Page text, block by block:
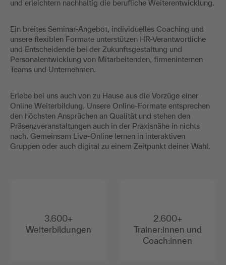
und erleichtern nachhaltig die berufliche Weiterentwicklung.
Ein breites Seminar-Angebot, individuelles Coaching und
unsere flexiblen Formate unterstützen HR-Verantwortliche
und Entscheidende bei der Zukunftsgestaltung und
Personalentwicklung von Mitarbeitenden, firmeninternen
Teams und Unternehmen.
Erlebe bei uns auch von zu Hause aus die Vorzüge einer
Online Weiterbildung. Unsere Online-Formate entsprechen
den höchsten Ansprüchen an Qualität und stehen den
Präsenzveranstaltungen auch in der Praxisnähe in nichts
nach. Gemeinsam Live-Online lernen in interaktiven
Gruppen oder auch digital zu einem Zeitpunkt deiner Wahl.
3.600+
Weiterbildungen
2.600+
Trainer:innen und
Coach:innen